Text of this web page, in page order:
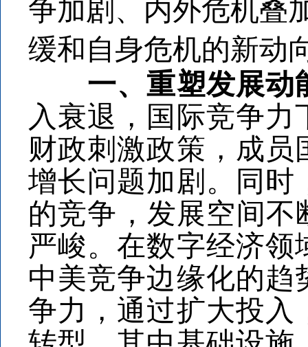
争加剧、内外危机叠
缓和自身危机的新动
一、重塑发展动
入衰退，国际竞争
财政刺激政策，成
增长问题加剧。同时
的竞争，发展空间不
严峻。在数字经济
中美竞争边缘化的趋
争力，通过扩大投入